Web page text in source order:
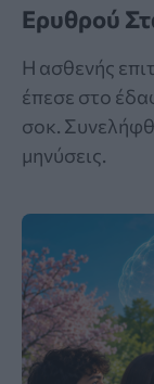
Ερυθρού
Η ασθενής
έπεσε στο
σοκ.
μηνύσεις.